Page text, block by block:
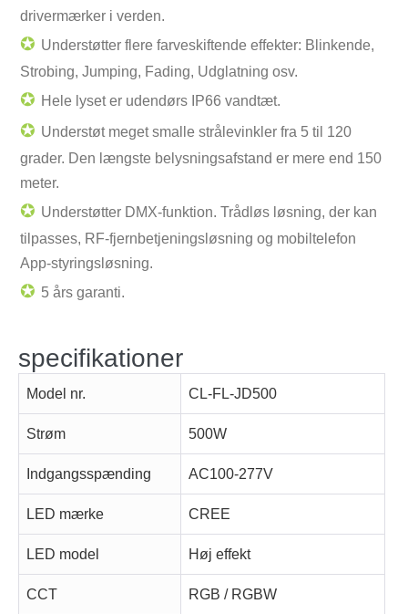
drivermærker i verden.
✪ Understøtter flere farveskiftende effekter: Blinkende,
Strobing, Jumping, Fading, Udglatning osv.
✪ Hele lyset er udendørs IP66 vandtæt.
✪ Understøt meget smalle strålevinkler fra 5 til 120
grader. Den længste belysningsafstand er mere end 150
meter.
✪ Understøtter DMX-funktion. Trådløs løsning, der kan
tilpasses, RF-fjernbetjeningsløsning og mobiltelefon
App-styringsløsning.
✪ 5 års garanti.
specifikationer
Model nr. CL-FL-JD500
Strøm 500W
Indgangsspænding AC100-277V
LED mærke CREE
LED model Høj effekt
CCT RGB / RGBW